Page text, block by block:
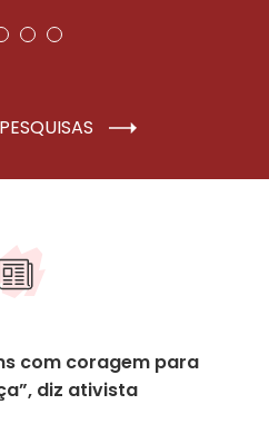
com coragem para
diz ativista